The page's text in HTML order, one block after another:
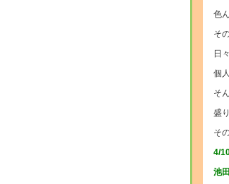
色
そ
日
個
そ
盛
そ
4/
池